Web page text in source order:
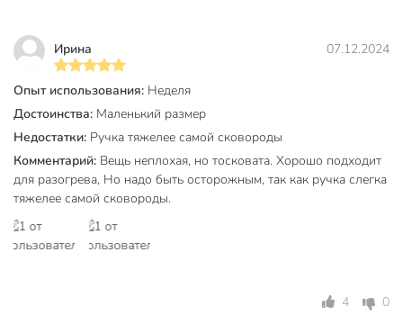
Вес, кг
Диаметр, см
Толщина дна, мм
Толщина стенок, мм
1.6 мм
Диаметр дна, см
13 см
Высота борта, мм
Бренд
HouseLoft Черный
Ирина 07.12.2024
Опыт использования: Неделя
Достоинства: Маленький размер
Недостатки: Ручка тяжелее самой сковороды
Комментарий: Вещь неплохая, но тосковата. Хорошо подходит
для разогрева, Но надо быть осторожным, так как ручка слегка
тяжелее самой сковороды.
4 0